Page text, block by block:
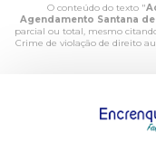
O conteúdo do texto "
Agendamento Santana
parcial ou total, mesmo
Crime de violação de direito